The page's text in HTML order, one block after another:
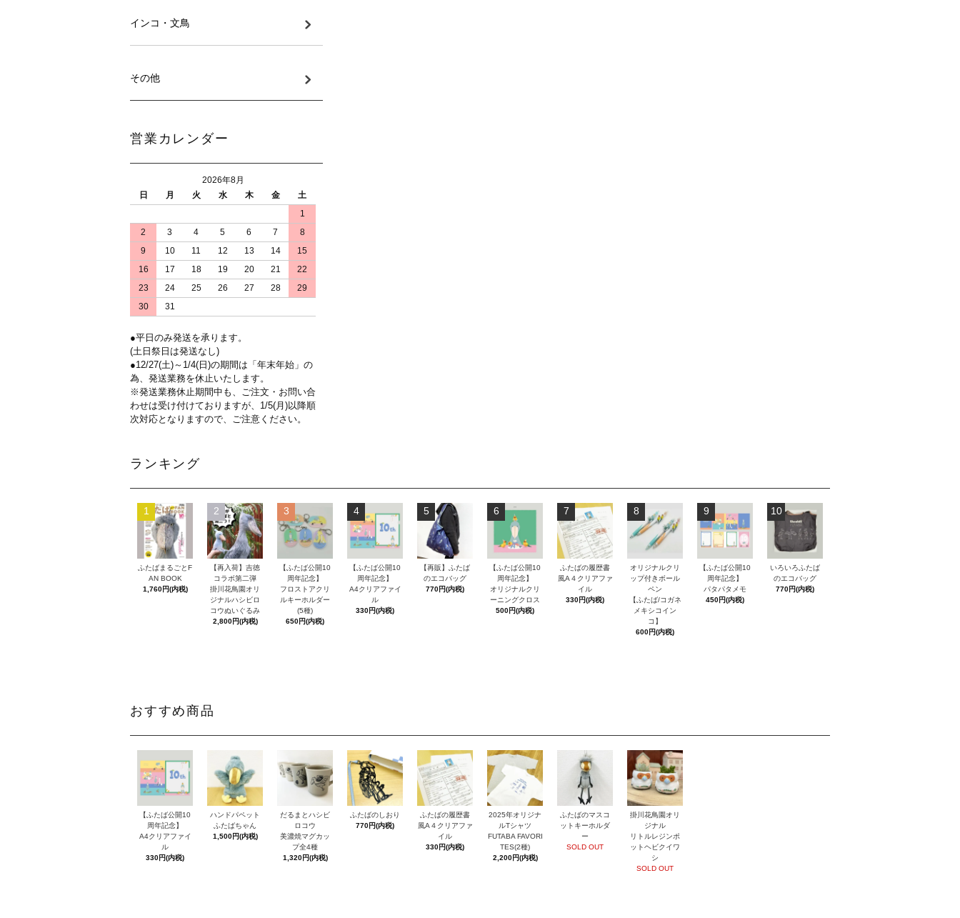
インコ・文鳥
その他
営業カレンダー
2026年8月
日
月 火 水 木 金
土
1
2
3 4 5 6 7
8
9
10 11 12 13 14
15
16
17 18 19 20 21
22
23
24 25 26 27 28
29
30
31
●平日のみ発送を承ります。
(土日祭日は発送なし)
●12/27(土)～1/4(日)の期間は「年末年始」の
為、発送業務を休止いたします。
※発送業務休止期間中も、ご注文・お問い合
わせは受け付けておりますが、1/5(月)以降順
次対応となりますので、ご注意ください。
ランキング
1
ふたばまるごとF
AN BOOK
1,760円(内税)
2
【再入荷】吉徳
コラボ第二弾
掛川花鳥園オリ
ジナルハシビロ
コウぬいぐるみ
2,800円(内税)
3
【ふたば公開10
周年記念】
フロストアクリ
ルキーホルダー
(5種)
650円(内税)
4
【ふたば公開10
周年記念】
A4クリアファイ
ル
330円(内税)
5
【再販】ふたば
のエコバッグ
770円(内税)
6
【ふたば公開10
周年記念】
オリジナルクリ
ーニングクロス
500円(内税)
7
ふたばの履歴書
風A４クリアファ
イル
330円(内税)
8
オリジナルクリ
ップ付きボール
ペン
【ふたば/コガネ
メキシコイン
コ】
600円(内税)
9
【ふたば公開10
周年記念】
パタパタメモ
450円(内税)
10
いろいろふたば
のエコバッグ
770円(内税)
おすすめ商品
【ふたば公開10
周年記念】
A4クリアファイ
ル
330円(内税)
ハンドパペット
ふたばちゃん
1,500円(内税)
だるまとハシビ
ロコウ
美濃焼マグカッ
プ全4種
1,320円(内税)
ふたばのしおり
770円(内税)
ふたばの履歴書
風A４クリアファ
イル
330円(内税)
2025年オリジナ
ルTシャツ
FUTABA FAVORI
TES(2種)
2,200円(内税)
ふたばのマスコ
ットキーホルダ
ー
SOLD OUT
掛川花鳥園オリ
ジナル
リトルレジンポ
ットヘビクイワ
シ
SOLD OUT